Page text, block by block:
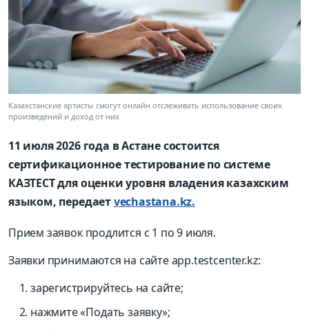
Казахстанские артисты смогут онлайн отслеживать использование своих
произведений и доход от них
11 июля 2026 года в Астане состоится
сертификационное тестирование по системе
КАЗТЕСТ для оценки уровня владения казахским
языком, передаетvechastana.kz.
Прием заявок продлится с 1 по 9 июля.
Заявки принимаются на сайте app.testcenter.kz:
зарегистрируйтесь на сайте;
нажмите «Подать заявку»;